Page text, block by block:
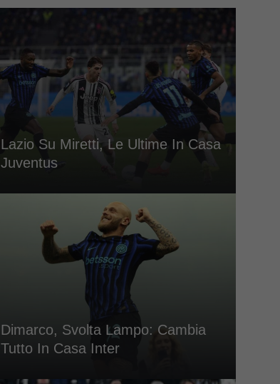
Lazio Su Miretti, Le Ultime In Casa
Juventus
Dimarco, Svolta Lampo: Cambia
Tutto In Casa Inter